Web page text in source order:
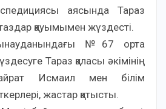
аясында Тараз
қауымымен жүздесті.
№67 орта
Тараз қаласы әкімінің
Исмаил мен білім
жастар қатысты.